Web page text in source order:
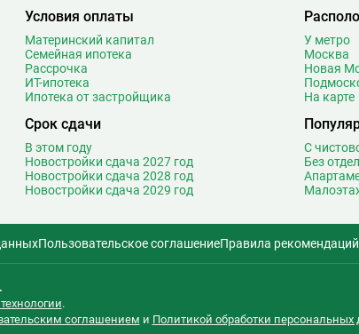
3
17
22
Суворовская
Сухаревская
Сходненская
Таганская
Тверская
Театральная
Текстильщики
Терехово
Технопарк
Условия оплаты
Материнский капитал
Семейная ипотека
Рассрочка
ИТ-ипотека
Ипотека от застройщика
Срок сдачи
В этом году
Новостройки сдача 2027 год
Новостройки сдача 2028 год
Новостройки сдача 2029 год
У метро
Москва
Новая
На карте
С
Без
Пользовательское соглашениеПравила рекомендаций
.
соглашением и Политикой обработки персональных